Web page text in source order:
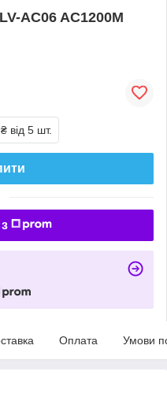
AC06 AC1200M
від 5 шт.
Оплата Умови